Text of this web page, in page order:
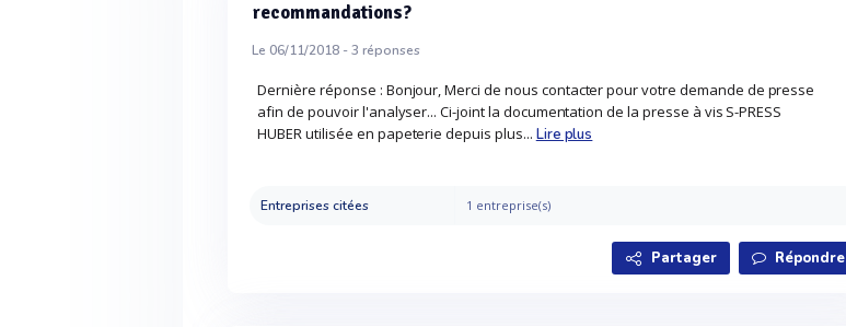
recommandations?
Le 06/11/2018 -3 réponses
Dernière réponse : Bonjour, Merci de nous contacter pour votre demande de presse
afin de pouvoir l'analyser... Ci-joint la documentation de la presse à vis S-PRESS
HUBER utilisée en papeterie depuis plus... Lire plus
Entreprises citées 1 entreprise(s)
Partager Répondre